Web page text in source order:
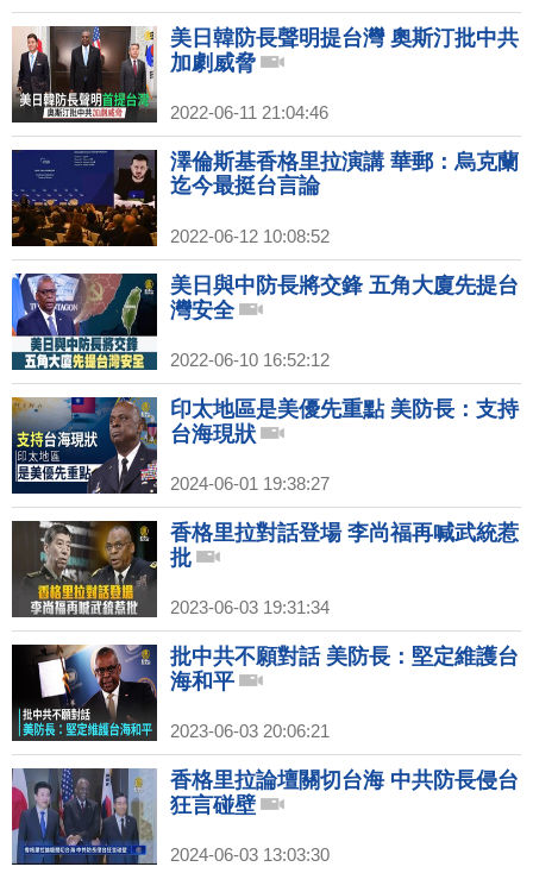
美日韓防長聲明提台灣 奧斯汀批中共
加劇威脅
2022-06-11 21:04:46
澤倫斯基香格里拉演講 華郵：烏克蘭
迄今最挺台言論
2022-06-12 10:08:52
美日與中防長將交鋒 五角大廈先提台
灣安全
2022-06-10 16:52:12
印太地區是美優先重點 美防長：支持
台海現狀
2024-06-01 19:38:27
香格里拉對話登場 李尚福再喊武統惹
批
2023-06-03 19:31:34
批中共不願對話 美防長：堅定維護台
海和平
2023-06-03 20:06:21
香格里拉論壇關切台海 中共防長侵台
狂言碰壁
2024-06-03 13:03:30